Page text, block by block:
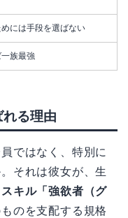
には手段を選ばない
族最強
れる理由
ではなく、特別に
それは彼女が、生
キル「強欲者（グ
のを支配する規格